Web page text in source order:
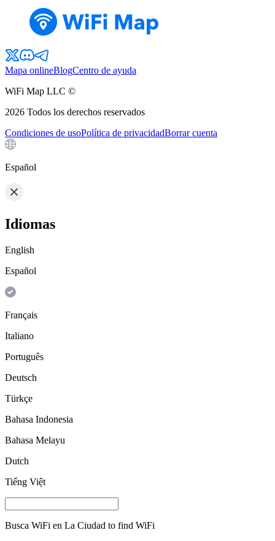
Mapa onlineBlogCentro de ayuda
WiFi Map LLC ©
2026 Todos los derechos reservados
Condiciones de usoPolítica de privacidadBorrar cuenta
Español
Idiomas
English
Español
Français
Italiano
Português
Deutsch
Türkçe
Bahasa Indonesia
Bahasa Melayu
Dutch
Tiếng Việt
Busca WiFi en La Ciudad to find WiFi